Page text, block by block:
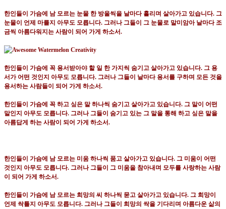
한인들이 가슴에 남 모르는 눈물 한 방울씩을 날마다 흘리며 살아가고 있습니다. 그
눈물이 언제 마를지 아무도 모릅니다. 그러나 그들이 그 눈물로 말미암아 날마다 조
금씩 아름다워지는 사람이 되어 가게 하소서.
한인들이 가슴에 꼭 용서받아야 할 일 한 가지씩 숨기고 살아가고 있습니다. 그 용
서가 어떤 것인지 아무도 모릅니다. 그러나 그들이 날마다 용서를 구하며 모든 것을
용서하는 사람들이 되어 가게 하소서.
한인들이 가슴에 꼭 하고 싶은 말 하나씩 숨기고 살아가고 있습니다. 그 말이 어떤
말인지 아무도 모릅니다. 그러나 그들이 숨기고 있는 그 말을 통해 하고 싶은 말을
아름답게 하는 사람이 되어 가게 하소서.
한인들이 가슴에 남 모르는 미움 하나씩 품고 살아가고 있습니다. 그 미움이 어떤
것인지 아무도 모릅니다. 그러나 그들이 그 미움을 참아내며 모두를 사랑하는 사람
이 되어 가게 하소서.
한인들이 가슴에 남 모르는 희망의 씨 하나씩 묻고 살아가고 있습니다. 그 희망이
언제 싹틀지 아무도 모릅니다. 그러나 그들이 희망의 싹을 기다리며 아름다운 삶의